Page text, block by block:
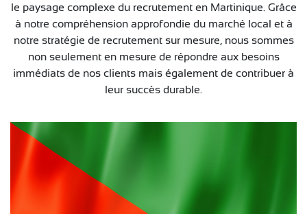
le paysage complexe du recrutement en Martinique. Grâce
à notre compréhension approfondie du marché local et à
notre stratégie de recrutement sur mesure, nous sommes
non seulement en mesure de répondre aux besoins
immédiats de nos clients mais également de contribuer à
leur succès durable.